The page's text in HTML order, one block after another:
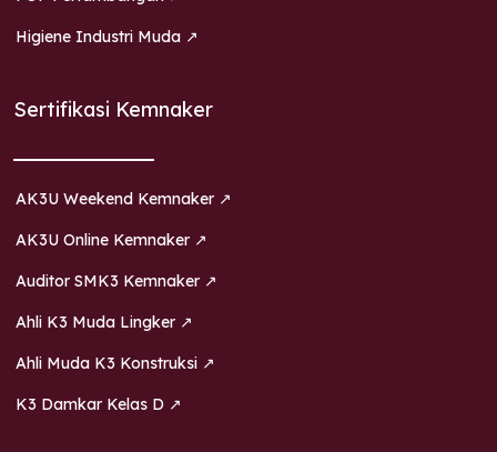
Higiene Industri Muda ↗
Sertifikasi Kemnaker
AK3U Weekend Kemnaker ↗
AK3U Online Kemnaker ↗
Auditor SMK3 Kemnaker ↗
Ahli K3 Muda Lingker ↗
Ahli Muda K3 Konstruksi ↗
K3 Damkar Kelas D ↗